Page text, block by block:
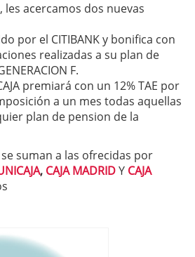
acercamos dos nuevas
por el CITIBANK y bonifica con
realizadas a su plan de
F.
premiará con un 12% TAE por
a un mes todas aquellas
plan de pension de la
suman a las ofrecidas por
, CAJA MADRIDY CAJA